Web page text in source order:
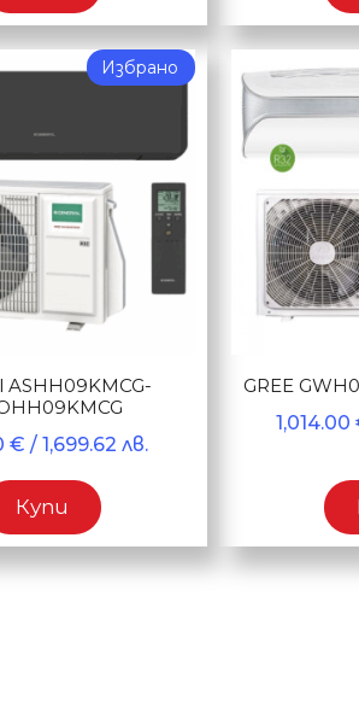
Избрано
ASHH09KMCG-
€ / 1,699.62 лв.
Купи
GREE
1,014.00